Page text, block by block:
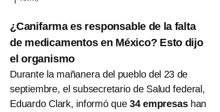
¿Canifarma es responsable de la falta
de medicamentos en México? Esto dijo
el organismo
Durante la mañanera del pueblo del 23 de
septiembre, el subsecretario de Salud federal,
Eduardo Clark, informó que34 empresashan